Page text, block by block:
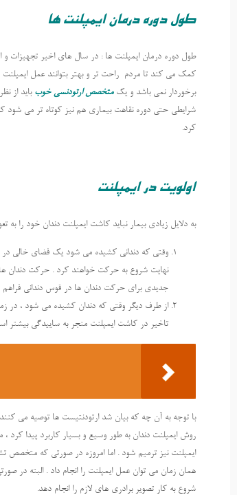
طول دوره درمان ایمپلنت ها
طول دوره درمان ایمپلنت ها : در سال های اخیر تجهیزات و
کمک می کند تا مردم راحت تر و بهتر بتوانند عمل ایمپلنت را
برخوردار نمی باشد و یکمتخصص ارتودنسی خوب باید از
شرایطی حتی دوره نقاهت بیماری هم نیز کوتاه تر می شود
کرد.
اولویت در ایمپلنت
به دلایل زیادی بیمار نباید کاشت ایمپلنت دندان خود را به
وقتی که دندانی کشیده می شود یک فضای خالی در
نهایت شروع به حرکت خواهند کرد . حرکت دندان
جدیدی برای حرکت دندان ها در قوس دندانی
از طرف دیگر وقتی که دندان کشیده می شود ، در
تاخیر در کاشت ایمپلنت منجر به ساییدگی
با توجه به آن چه که بیان شد ارتودنتیست ها توصیه می
روش ایمپلنت دندان به طور وسیع و بسیار کاربرد پیدا کرد
ایمپلنت نیز ترمیم شود . اما امروزه در صورتی که
همان زمان می توان عمل ایمپلنت را انجام داد . البته در
شروع به کار تصویر برادری های لازم را انجام دهد.